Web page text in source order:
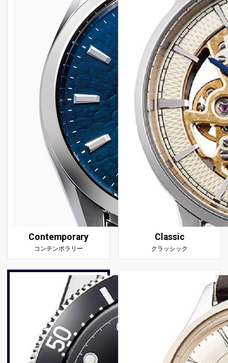
Contemporary
コンテンポラリー
Classic
クラッシック